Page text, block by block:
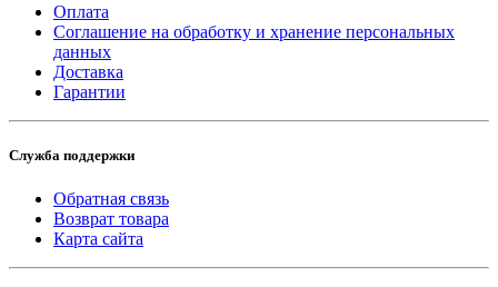
Оплата
Соглашение на обработку и хранение персональных
данных
Доставка
Гарантии
Служба поддержки
Обратная связь
Возврат товара
Карта сайта